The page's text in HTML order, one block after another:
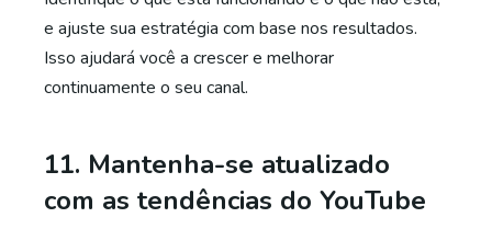
e ajuste sua estratégia com base nos resultados.
Isso ajudará você a crescer e melhorar
continuamente o seu canal.
11. Mantenha-se atualizado
com as tendências do YouTube